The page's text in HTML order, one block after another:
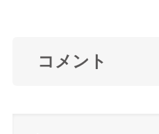
コメント